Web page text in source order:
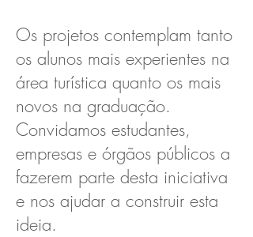
Os projetos contemplam tanto
os alunos mais experientes na
área turística quanto os mais
novos na graduação.
Convidamos estudantes,
empresas e órgãos públicos a
fazerem parte desta iniciativa
e nos ajudar a construir esta
ideia.